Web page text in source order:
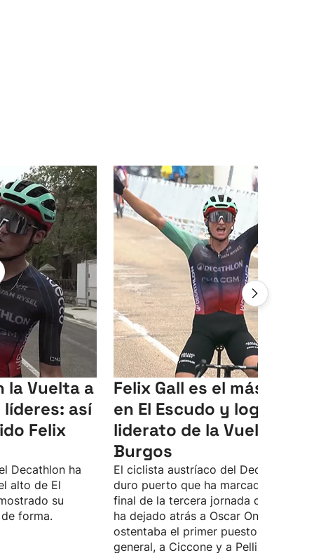
la Vuelta a
así
Felix
Decathlon ha
alto de El
su
forma.
Felix Gall es el más
en El Escudo y logra el
liderato de la Vuelta a
Burgos
El ciclista austríaco del Decathlon,
duro puerto que ha marcado el tramo
final de la tercera jornada de la
ha dejado atrás a Oscar Onley, que
ostentaba el primer puesto en la
general, a Ciccone y a Pellizzari, para